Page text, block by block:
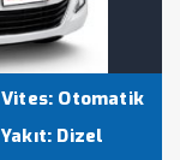
Vites: Otomatik
Yakıt: Dizel